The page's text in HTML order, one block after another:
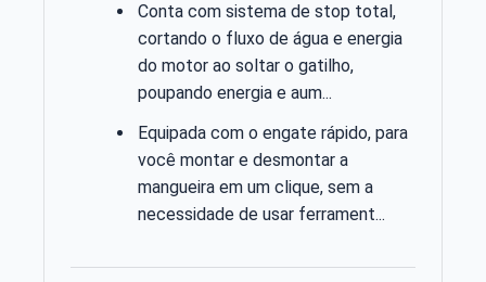
Conta com sistema de stop total,
cortando o fluxo de água e energia
do motor ao soltar o gatilho,
poupando energia e aum...
Equipada com o engate rápido, para
você montar e desmontar a
mangueira em um clique, sem a
necessidade de usar ferrament...